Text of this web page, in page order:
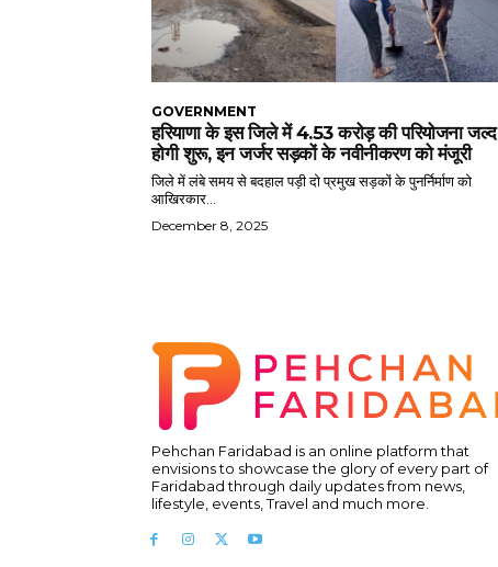
GOVERNMENT
हरियाणा के इस जिले में 4.53 करोड़ की परियोजना जल्द
होगी शुरू, इन जर्जर सड़कों के नवीनीकरण को मंजूरी
जिले में लंबे समय से बदहाल पड़ी दो प्रमुख सड़कों के पुनर्निर्माण को
आखिरकार...
December 8, 2025
Pehchan Faridabad is an online platform that
envisions to showcase the glory of every part of
Faridabad through daily updates from news,
lifestyle, events, Travel and much more.